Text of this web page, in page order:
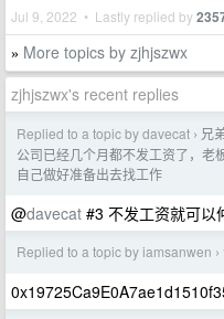
Jul 9, 2022 • Lastly replied by
» More topics by zjhjszwx
zjhjszwx's recent replies
Replied to a topic by davecat › 兄
公司已经几个月都不发工资了，老
自己做好准备出去找工作
@davecat #3 不发工资就可以
Replied to a topic by iamsanwen ›